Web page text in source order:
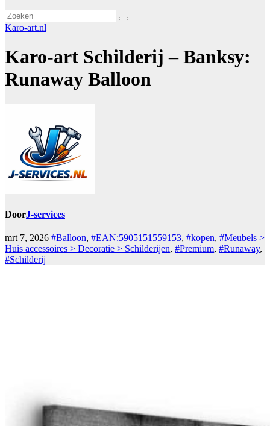
Karo-art.nl
Karo-art Schilderij – Banksy:
Runaway Balloon
DoorJ-services
mrt 7, 2026 #Balloon, #EAN:5905151559153, #kopen, #Meubels >
Huis accessoires > Decoratie > Schilderijen, #Premium, #Runaway,
#Schilderij